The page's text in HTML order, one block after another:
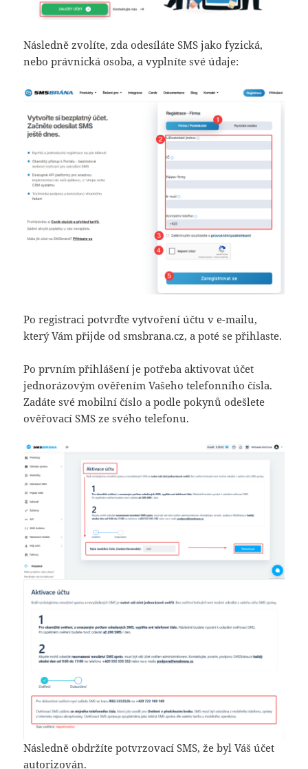
Následně zvolíte, zda odesíláte SMS jako fyzická,
nebo právnická osoba, a vyplníte své údaje:
Po registraci potvrďte vytvoření účtu v e-mailu,
který Vám přijde od smsbrana.cz, a poté se přihlaste.
Po prvním přihlášení je potřeba aktivovat účet
jednorázovým ověřením Vašeho telefonního čísla.
Zadáte své mobilní číslo a podle pokynů odešlete
ověřovací SMS ze svého telefonu.
Následně obdržíte potvrzovací SMS, že byl Váš účet
autorizován.